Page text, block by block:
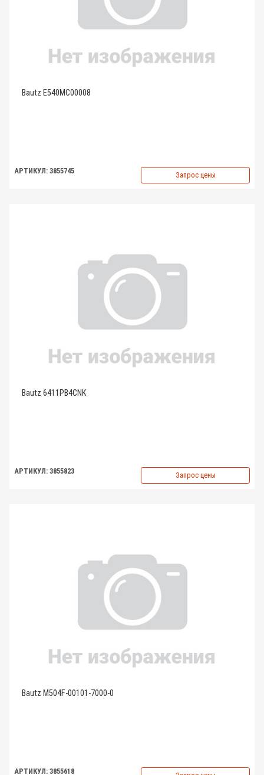
Bautz E540MC00008
АРТИКУЛ: 3855745 Запрос цены
Bautz 6411PB4CNK
АРТИКУЛ: 3855823 Запрос цены
Bautz M504F-00101-7000-0
АРТИКУЛ: 3855618